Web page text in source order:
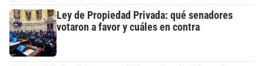
Ley de Propiedad Privada: qué senadores
votaron a favor y cuáles en contra